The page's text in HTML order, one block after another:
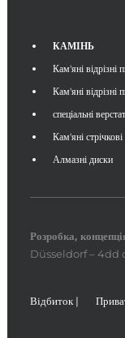
КАМІНЬ
Кам'яні відрізні
Кам'яні відрізні
спеціальні
Кам'яні
Алмазні диски
Розробка,
Düsseldorf –
Відбиток |